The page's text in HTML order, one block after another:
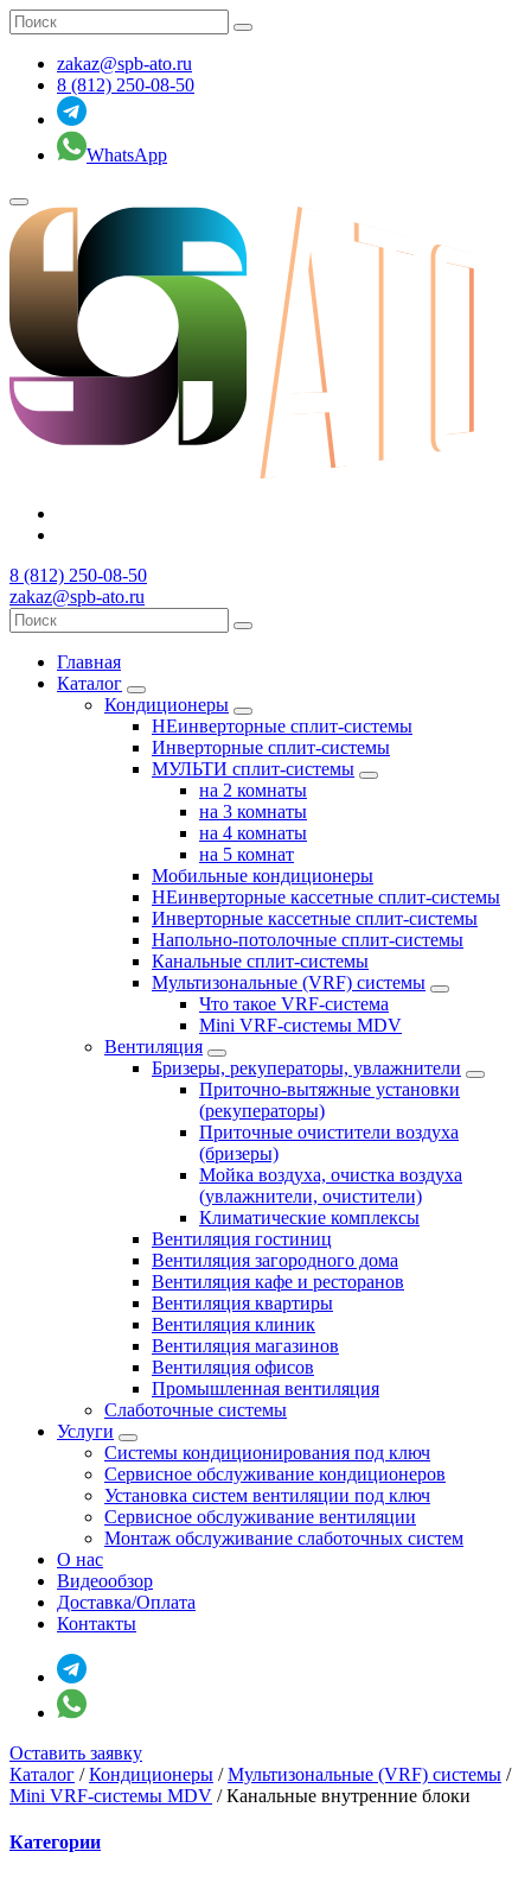
zakaz@spb-ato.ru
8 (812) 250-08-50
WhatsApp
8 (812) 250-08-50
zakaz@spb-ato.ru
Главная
Каталог
Кондиционеры
НЕинверторные сплит-системы
Инверторные сплит-системы
МУЛЬТИ сплит-системы
на 2 комнаты
на 3 комнаты
на 4 комнаты
на 5 комнат
Мобильные кондиционеры
НЕинверторные кассетные сплит-системы
Инверторные кассетные сплит-системы
Напольно-потолочные сплит-системы
Канальные сплит-системы
Мультизональные (VRF) системы
Что такое VRF-система
Mini VRF-системы MDV
Вентиляция
Бризеры, рекуператоры, увлажнители
Приточно-вытяжные установки
(рекуператоры)
Приточные очистители воздуха
(бризеры)
Мойка воздуха, очистка воздуха
(увлажнители, очистители)
Климатические комплексы
Вентиляция гостиниц
Вентиляция загородного дома
Вентиляция кафе и ресторанов
Вентиляция квартиры
Вентиляция клиник
Вентиляция магазинов
Вентиляция офисов
Промышленная вентиляция
Слаботочные системы
Услуги
Системы кондиционирования под ключ
Сервисное обслуживание кондиционеров
Установка систем вентиляции под ключ
Сервисное обслуживание вентиляции
Монтаж обслуживание слаботочных систем
О нас
Видеообзор
Доставка/Оплата
Контакты
Оставить заявку
Каталог /Кондиционеры /Мультизональные (VRF) системы /
Mini VRF-системы MDV /Канальные внутренние блоки
Категории